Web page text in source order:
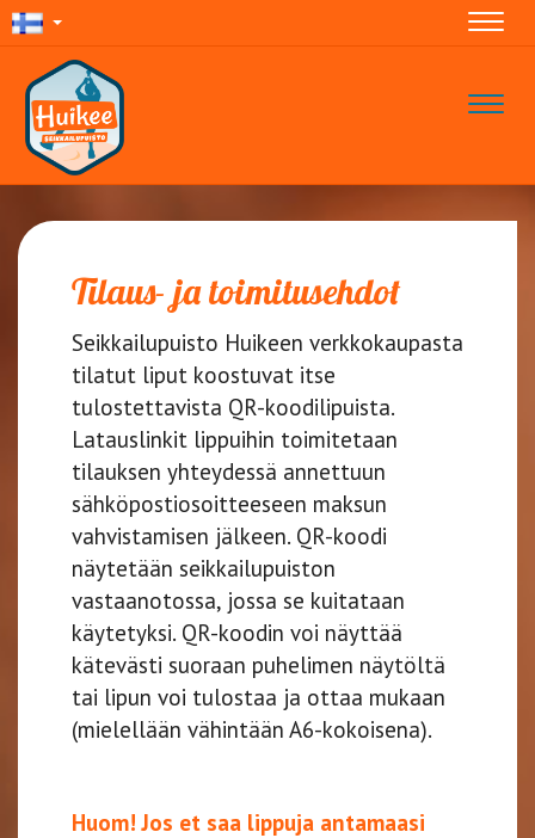
Tilaus- ja toimitusehdot
Seikkailupuisto Huikeen verkkokaupasta
tilatut liput koostuvat itse
tulostettavista QR-koodilipuista.
Latauslinkit lippuihin toimitetaan
tilauksen yhteydessä annettuun
sähköpostiosoitteeseen maksun
vahvistamisen jälkeen. QR-koodi
näytetään seikkailupuiston
vastaanotossa, jossa se kuitataan
käytetyksi. QR-koodin voi näyttää
kätevästi suoraan puhelimen näytöltä
tai lipun voi tulostaa ja ottaa mukaan
(mielellään vähintään A6-kokoisena).
Huom! Jos et saa lippuja antamaasi